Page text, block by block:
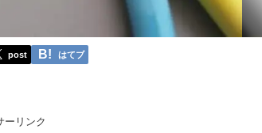
post はてブ
ーリンク